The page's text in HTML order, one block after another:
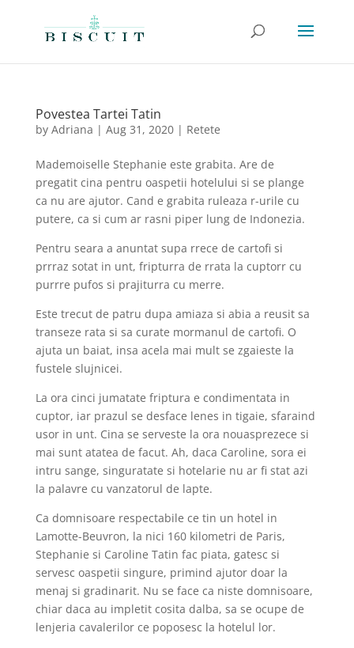
Povestea Tartei Tatin
by Adriana | Aug 31, 2020| Retete
Mademoiselle Stephanie este grabita. Are de
pregatit cina pentru oaspetii hotelului si se plange
ca nu are ajutor. Cand e grabita ruleaza r-urile cu
putere, ca si cum ar rasni piper lung de Indonezia.
Pentru seara a anuntat supa rrece de cartofi si
prrraz sotat in unt, fripturra de rrata la cuptorr cu
purrre pufos si prajiturra cu merre.
Este trecut de patru dupa amiaza si abia a reusit sa
transeze rata si sa curate mormanul de cartofi. O
ajuta un baiat, insa acela mai mult se zgaieste la
fustele slujnicei.
La ora cinci jumatate friptura e condimentata in
cuptor, iar prazul se desface lenes in tigaie, sfaraind
usor in unt. Cina se serveste la ora nouasprezece si
mai sunt atatea de facut. Ah, daca Caroline, sora ei
intru sange, singuratate si hotelarie nu ar fi stat azi
la palavre cu vanzatorul de lapte.
Ca domnisoare respectabile ce tin un hotel in
Lamotte-Beuvron, la nici 160 kilometri de Paris,
Stephanie si Caroline Tatin fac piata, gatesc si
servesc oaspetii singure, primind ajutor doar la
menaj si gradinarit. Nu se face ca niste domnisoare,
chiar daca au impletit cosita dalba, sa se ocupe de
lenjeria cavalerilor ce poposesc la hotelul lor.